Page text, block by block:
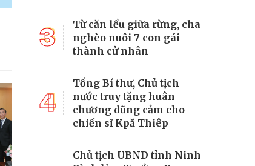
3
Từ căn lều giữa rừng, cha
nghèo nuôi 7 con gái
thành cử nhân
4
Tổng Bí thư, Chủ tịch
nước truy tặng huân
chương dũng cảm cho
chiến sĩ Kpă Thiêp
Chủ tịch UBND tỉnh Ninh